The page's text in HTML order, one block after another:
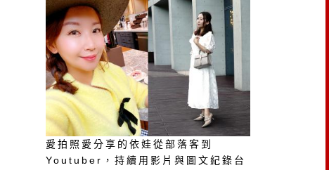
愛拍照愛分享的依娃從部落客到
Youtuber，持續用影片與圖文紀錄台